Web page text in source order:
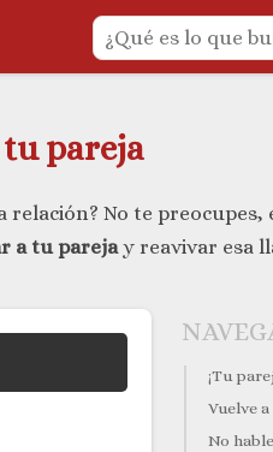
pareja
No te preocupes,
a tu parejay reavivar esa
¡Tu
Vuelve
No